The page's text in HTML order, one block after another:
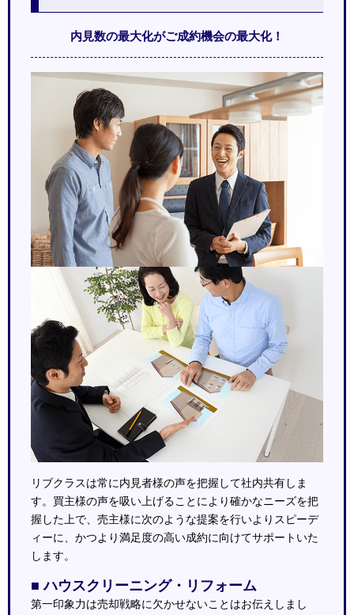
内見数の最大化がご成約機会の最大化！
リブクラスは常に内見者様の声を把握して社内共有しま
す。買主様の声を吸い上げることにより確かなニーズを把
握した上で、売主様に次のような提案を行いよりスピーデ
ィーに、かつより満足度の高い成約に向けてサポートいた
します。
■ ハウスクリーニング・リフォーム
第一印象力は売却戦略に欠かせないことはお伝えしまし